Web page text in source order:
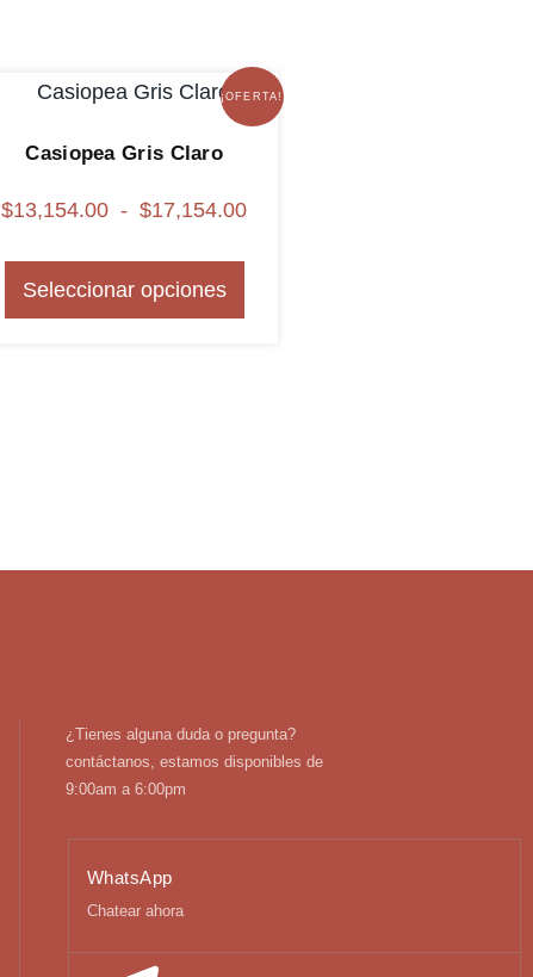
¡OFERTA!
Casiopea Gris Claro
$13,154.00 - $17,154.00
Seleccionar opciones
¿Tienes alguna duda o pregunta?
contáctanos, estamos disponibles de
9:00am a 6:00pm
WhatsApp
Chatear ahora